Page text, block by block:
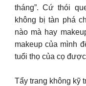
tháng”. Cứ thói
không bị tàn phá
nào mà hay
makeup của mình
tuổi thọ của cọ
Tẩy trang không kỹ